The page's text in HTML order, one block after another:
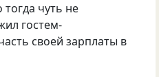
чуть не
гостем-
своей зарплаты в